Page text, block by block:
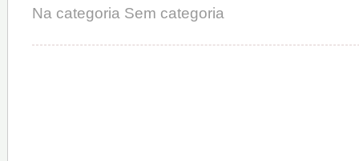
Na categoria Sem categoria